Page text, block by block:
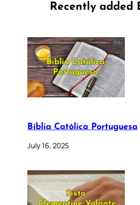
Recently added
Bíblia Católica Portuguesa
July 16, 2025